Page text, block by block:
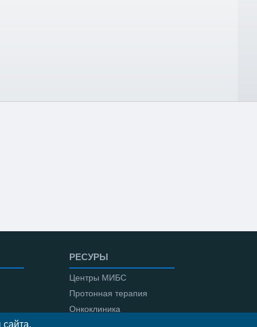
РЕСУРЫ
Центры МИБС
Протонная терапия
Онкоклиника